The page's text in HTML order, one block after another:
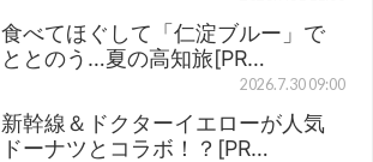
食べてほぐして「仁淀ブルー」で
ととのう…夏の高知旅[PR…
2026.7.30 09:00
新幹線＆ドクターイエローが人気
ドーナツとコラボ！？[PR…